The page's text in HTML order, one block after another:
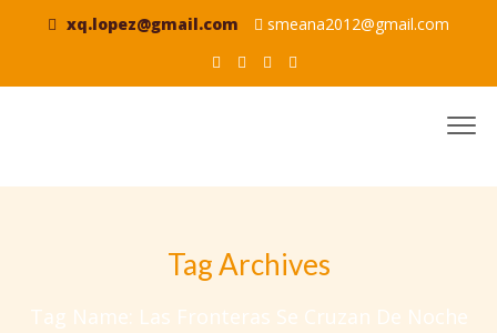
xq.lopez@gmail.com smeana2012@gmail.com
Tag Archives
Tag Name: Las Fronteras Se Cruzan De Noche